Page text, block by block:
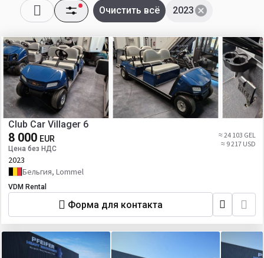
2023
Очистить всё
Club Car Villager 6
8 000 EUR
Цена без НДС
≈ 24 103 GEL
≈ 9 217 USD
2023
Бельгия, Lommel
VDM Rental
Форма для контакта